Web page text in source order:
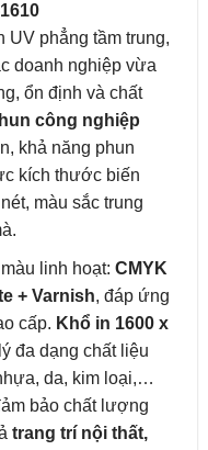
UV phẳng tầm trung,
doanh nghiệp vừa
ổn định và chất
công nghiệp
khả năng phun
kích thước biến
màu sắc trung
linh hoạt: CMYK
+ Varnish, đáp ứng
cấp. Khổ in 1600 x
đa dạng chất liệu
da, kim loại,…
bảo chất lượng
trang trí nội thất,